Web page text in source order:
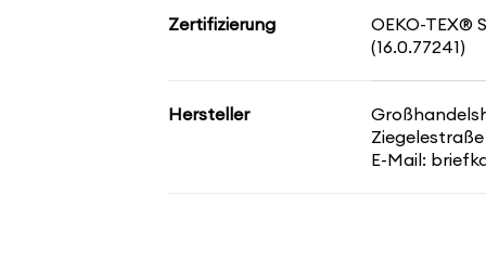
Zertifizierung
OEKO-TEX®
(16.0.77241)
Hersteller
E-Mail: